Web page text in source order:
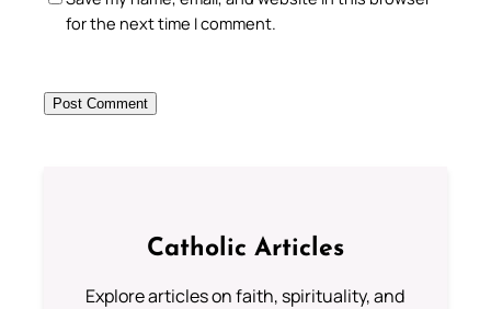
for the next time I comment.
Catholic Articles
Explore articles on faith, spirituality, and